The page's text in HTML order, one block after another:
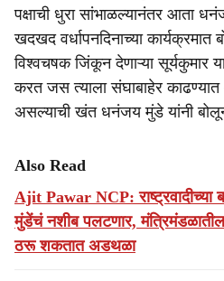
पक्षाची धुरा सांभाळल्यानंतर आता
खदखद वर्धापनदिनाच्या
विश्वचषक जिंकून देणाऱ्या सूर्यकुमार
करत जस त्याला संघाबाहेर
असल्याची खंत धनंजय मुंडे यांनी
Also Read
Ajit Pawar NCP: राष्ट्रवादीच्या
मुंडेंचं नशीब पलटणार,
ठरू शकतात अडथळा